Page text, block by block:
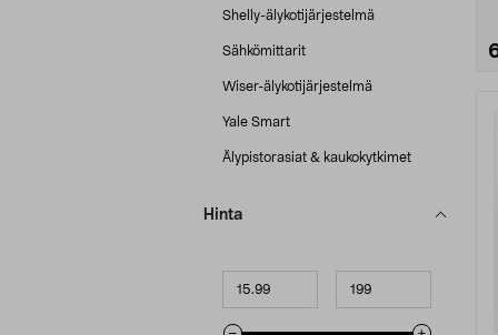
Shelly-älykotijärjestelmä
Sähkömittarit
Wiser-älykotijärjestelmä
Yale Smart
Älypistorasiat & kaukokytkimet
Hinta